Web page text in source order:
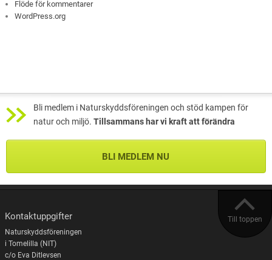
Flöde för kommentarer
WordPress.org
Bli medlem i Naturskyddsföreningen och stöd kampen för
natur och miljö. Tillsammans har vi kraft att förändra
BLI MEDLEM NU
Till toppen
Kontaktuppgifter
Naturskyddsföreningen
i Tomelilla (NIT)
c/o Eva Ditlevsen